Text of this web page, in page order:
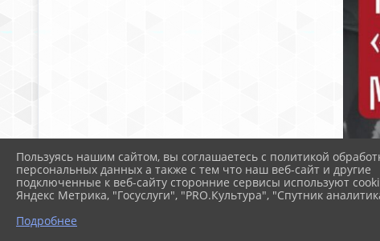
Пользуясь нашим сайтом, вы соглашаетесь с политикой
персональных данных а также с тем что наш веб-сайт и другие
подключенные к веб-сайту сторонние сервисы используют
Яндекс Метрика, "Госуслуги", "PRO.Культура", "Спутник
Подробнее